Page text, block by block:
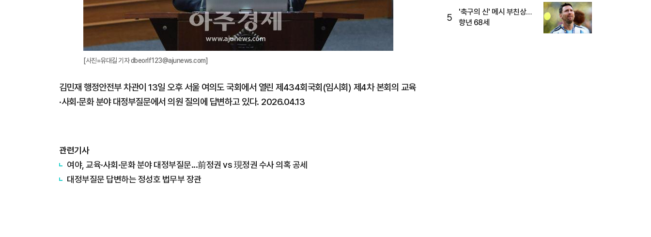
[사진=유대길 기자 dbeorlf123@ajunews.com]
김민재 행정안전부 차관이 13일 오후 서울 여의도 국회에서 열린 제434회국회(임시회) 제4차 본회의 교육
·사회·문화 분야 대정부질문에서 의원 질의에 답변하고 있다. 2026.04.13
관련기사
여야, 교육·사회·문화 분야 대정부질문...前정권 vs 現정권 수사 의혹 공세
대정부질문 답변하는 ​​​​​​​정성호 법무부 장관
5
'축구의 신' 메시 부친상…
향년 68세